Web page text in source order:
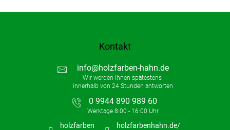
Kontakt
info@holzfarben-hahn.de
0 9944 890 989 60
holzfarben holzfarbenhahn.de/